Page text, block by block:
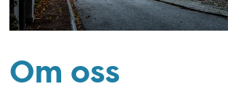
Om oss